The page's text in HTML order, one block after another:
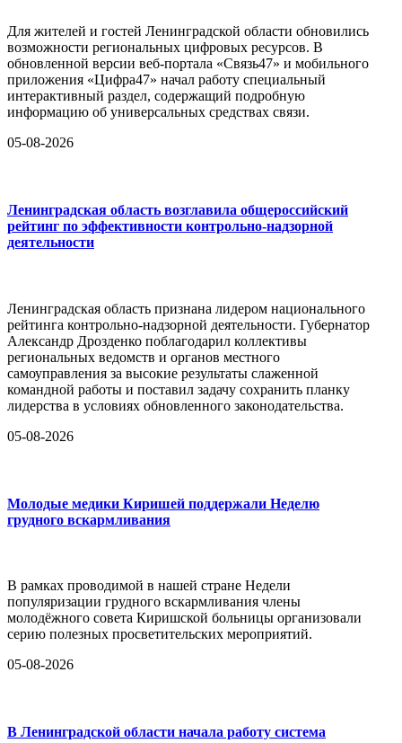
Для жителей и гостей Ленинградской области обновились
возможности региональных цифровых ресурсов. В
обновленной версии веб-портала «Связь47» и мобильного
приложения «Цифра47» начал работу специальный
интерактивный раздел, содержащий подробную
информацию об универсальных средствах связи.
05-08-2026
Ленинградская область возглавила общероссийский
рейтинг по эффективности контрольно-надзорной
деятельности
Ленинградская область признана лидером национального
рейтинга контрольно-надзорной деятельности. Губернатор
Александр Дрозденко поблагодарил коллективы
региональных ведомств и органов местного
самоуправления за высокие результаты слаженной
командной работы и поставил задачу сохранить планку
лидерства в условиях обновленного законодательства.
05-08-2026
Молодые медики Киришей поддержали Неделю
грудного вскармливания
В рамках проводимой в нашей стране Недели
популяризации грудного вскармливания члены
молодёжного совета Киришской больницы организовали
серию полезных просветительских мероприятий.
05-08-2026
В Ленинградской области начала работу система